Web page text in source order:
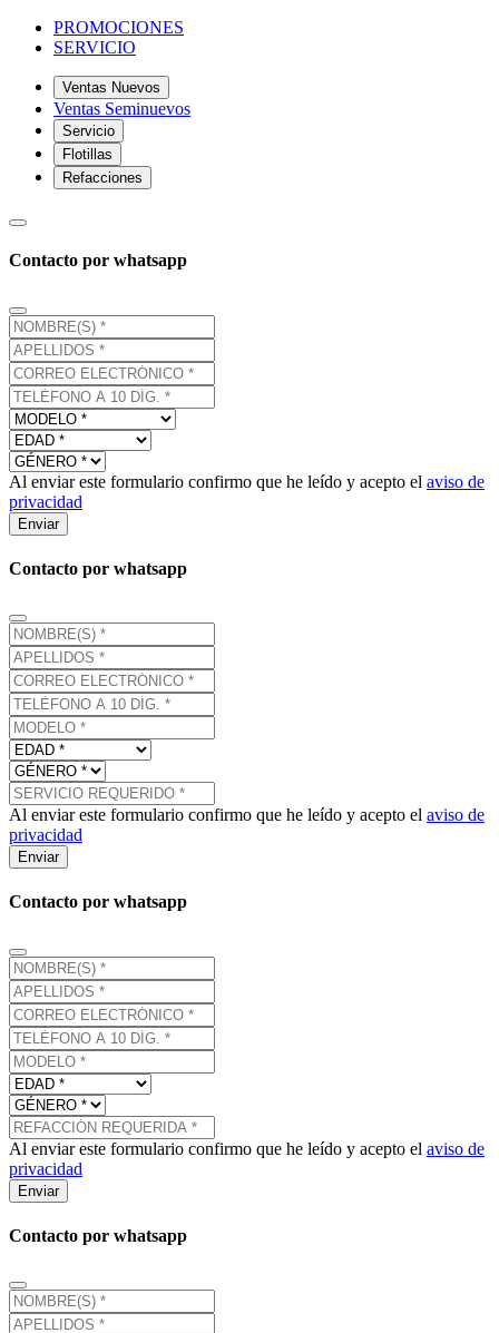
PROMOCIONES
SERVICIO
Ventas Nuevos
Ventas Seminuevos
Servicio
Flotillas
Refacciones
Contacto por whatsapp
Al enviar este formulario confirmo que he leído y acepto el aviso de
privacidad
Enviar
Contacto por whatsapp
Al enviar este formulario confirmo que he leído y acepto el aviso de
privacidad
Enviar
Contacto por whatsapp
Al enviar este formulario confirmo que he leído y acepto el aviso de
privacidad
Enviar
Contacto por whatsapp